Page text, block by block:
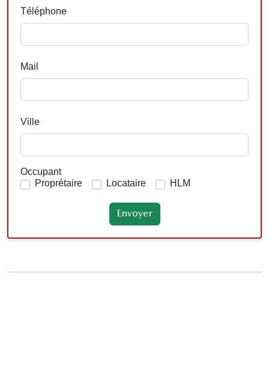
Téléphone
Mail
Ville
Occupant
Proprétaire
Locataire HLM